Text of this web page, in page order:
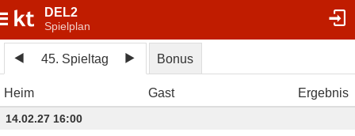
DEL2
Spielplan
45. Spieltag Bonus
Heim Gast Ergebnis
14.02.27 16:00